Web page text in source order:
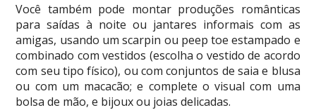
Você também pode montar produções românticas
para saídas à noite ou jantares informais com as
amigas, usando um scarpin ou peep toe estampado e
combinado com vestidos (escolha o vestido de acordo
com seu tipo físico), ou com conjuntos de saia e blusa
ou com um macacão; e complete o visual com uma
bolsa de mão, e bijoux ou joias delicadas.